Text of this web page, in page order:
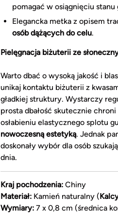
pomagać w osiągnięciu stanu
Elegancka metka z opisem
osób dążących do celu.
Pielęgnacja biżuterii ze
Warto dbać o wysoką jakość i
unikaj kontaktu biżuterii z
gładkiej struktury. Wystarczy
prosta dbałość skutecznie
osłabieniu elastycznego splotu
nowoczesną estetyką. Jednak
doskonały wybór dla osób
dnia.
Kraj pochodzenia: Chiny
Materiał: Kamień naturalny (
Wymiary: 7 x 0,8 cm (średnica